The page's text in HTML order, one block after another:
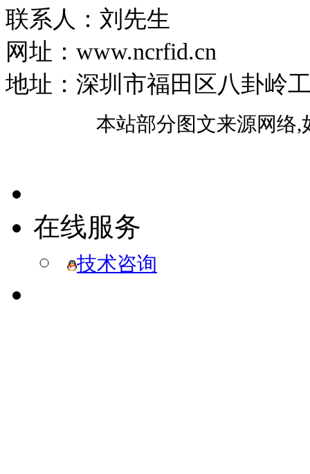
联系人：刘先生
网址：www.ncrfid.cn
地址：深圳市福田区八卦岭
本站部分图文来源网络
在线服务
技术咨询